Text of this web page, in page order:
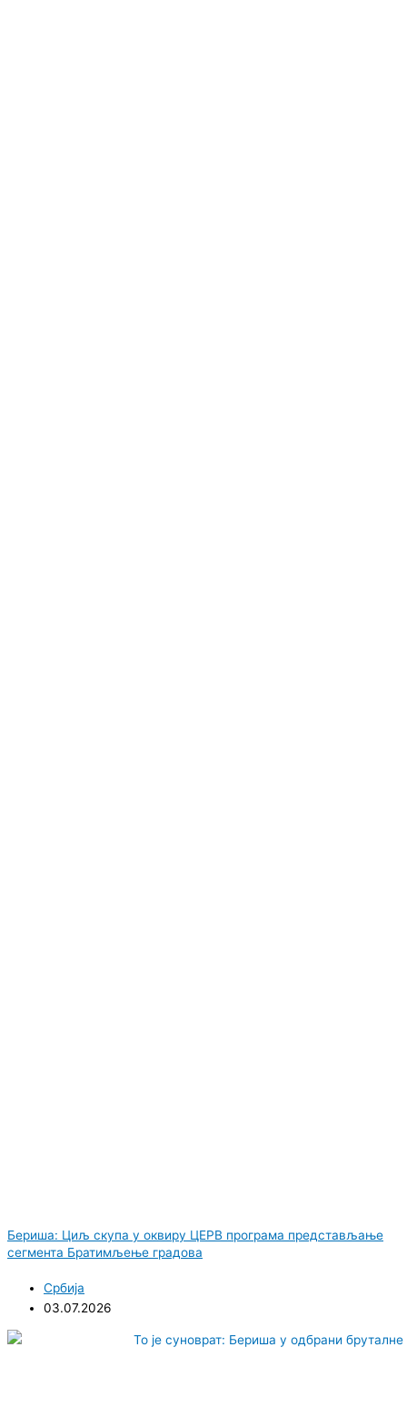
Бериша: Циљ скупа у оквиру ЦЕРВ програма представљање
сегмента Братимљење градова
Србија
03.07.2026